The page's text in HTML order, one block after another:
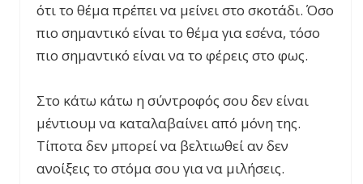
ότι το θέμα πρέπει να μείνει στο σκοτάδι. Όσο
πιο σημαντικό είναι το θέμα για εσένα, τόσο
πιο σημαντικό είναι να το φέρεις στο φως.
Στο κάτω κάτω η σύντροφός σου δεν είναι
μέντιουμ να καταλαβαίνει από μόνη της.
Τίποτα δεν μπορεί να βελτιωθεί αν δεν
ανοίξεις το στόμα σου για να μιλήσεις.